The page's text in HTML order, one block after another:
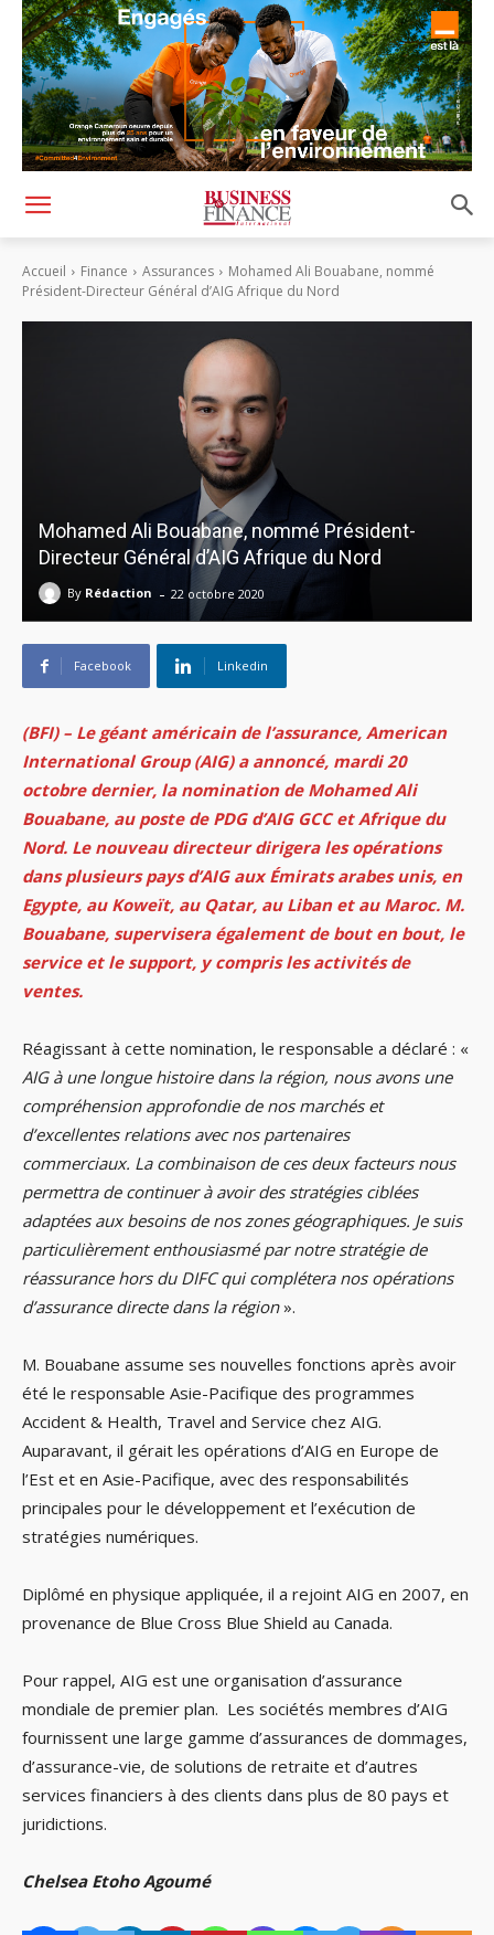
Accueil Finance Assurances
Mohamed Ali Bouabane, nommé
Président-Directeur Général d’AIG Afrique du Nord
Mohamed Ali Bouabane, nommé Président-
Directeur Général d’AIG Afrique du Nord
By Rédaction - 22 octobre 2020
Facebook Linkedin
(BFI) – Le géant américain de l’assurance, American
International Group (AIG) a annoncé, mardi 20
octobre dernier, la nomination de Mohamed Ali
Bouabane, au poste de PDG d’AIG GCC et Afrique du
Nord. Le nouveau directeur dirigera les opérations
dans plusieurs pays d’AIG aux Émirats arabes unis, en
Egypte, au Koweït, au Qatar, au Liban et au Maroc. M.
Bouabane, supervisera également de bout en bout, le
service et le support, y compris les activités de
ventes.
Réagissant à cette nomination, le responsable a déclaré : «
AIG à une longue histoire dans la région, nous avons une
compréhension approfondie de nos marchés et
d’excellentes relations avec nos partenaires
commerciaux. La combinaison de ces deux facteurs nous
permettra de continuer à avoir des stratégies ciblées
adaptées aux besoins de nos zones géographiques. Je suis
particulièrement enthousiasmé par notre stratégie de
réassurance hors du DIFC qui complétera nos opérations
d’assurance directe dans la région».
M. Bouabane assume ses nouvelles fonctions après avoir
été le responsable Asie-Pacifique des programmes
Accident & Health, Travel and Service chez AIG.
Auparavant, il gérait les opérations d’AIG en Europe de
l’Est et en Asie-Pacifique, avec des responsabilités
principales pour le développement et l’exécution de
stratégies numériques.
Diplômé en physique appliquée, il a rejoint AIG en 2007, en
provenance de Blue Cross Blue Shield au Canada.
Pour rappel, AIG est une organisation d’assurance
mondiale de premier plan. Les sociétés membres d’AIG
fournissent une large gamme d’assurances de dommages,
d’assurance-vie, de solutions de retraite et d’autres
services financiers à des clients dans plus de 80 pays et
juridictions.
Chelsea Etoho Agoumé